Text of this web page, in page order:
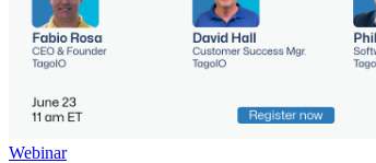
Webinar